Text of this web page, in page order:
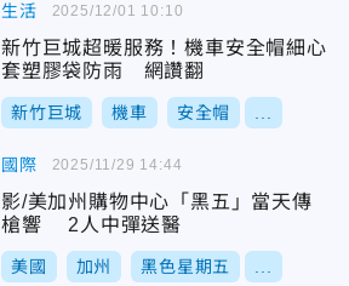
生活
新竹巨城超暖服務！機車安全帽細心
套塑膠袋防雨 網讚翻
新竹巨城 機車 安全帽
2025/12/01 10:10
國際
影/美加州購物中心「黑五」當天傳
槍響 2人中彈送醫
美國 加州 黑色星期五
2025/11/29 14:44